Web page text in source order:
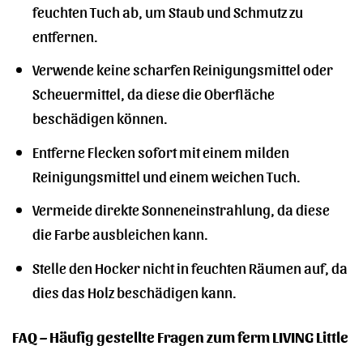
feuchten Tuch ab, um Staub und Schmutz zu
entfernen.
Verwende keine scharfen Reinigungsmittel oder
Scheuermittel, da diese die Oberfläche
beschädigen können.
Entferne Flecken sofort mit einem milden
Reinigungsmittel und einem weichen Tuch.
Vermeide direkte Sonneneinstrahlung, da diese
die Farbe ausbleichen kann.
Stelle den Hocker nicht in feuchten Räumen auf, da
dies das Holz beschädigen kann.
FAQ – Häufig gestellte Fragen zum ferm LIVING Little